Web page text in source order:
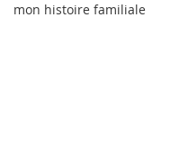
mon histoire familiale